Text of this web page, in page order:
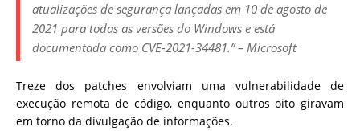
atualizações de segurança lançadas em 10 de agosto de
2021 para todas as versões do Windows e está
documentada como CVE-2021-34481.” – Microsoft
Treze dos patches envolviam uma vulnerabilidade de
execução remota de código, enquanto outros oito giravam
em torno da divulgação de informações.